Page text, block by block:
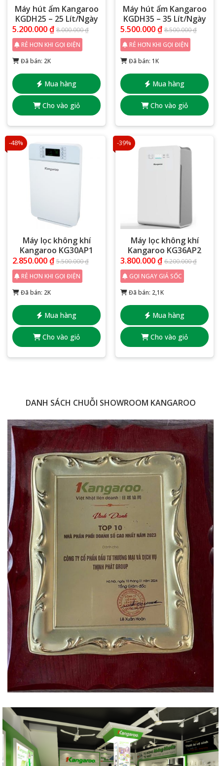
Máy hút ẩm Kangaroo
KGDH25 – 25 Lít/Ngày
5.200.000₫ 8.000.000₫
Mua hàng
Cho vào giỏ
RẺ HƠN KHI GỌI ĐIỆN
Đã bán: 2K
Máy hút ẩm Kangaroo
KGDH35 – 35 Lít/Ngày
5.500.000₫ 8.500.000₫
Mua hàng
Cho vào giỏ
RẺ HƠN KHI GỌI ĐIỆN
Đã bán: 1K
-48%
Máy lọc không khí
Kangaroo KG30AP1
2.850.000₫ 5.500.000₫
Mua hàng
Cho vào giỏ
RẺ HƠN KHI GỌI ĐIỆN
Đã bán: 2K
-39%
Máy lọc không khí
Kangaroo KG36AP2
3.800.000₫ 6.200.000₫
Mua hàng
Cho vào giỏ
GỌI NGAY GIÁ SỐC
Đã bán: 2,1K
DANH SÁCH CHUỖI SHOWROOM KANGAROO